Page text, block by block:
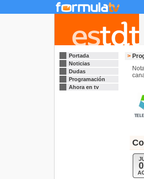
Portada
Noticias
Dudas
Programación
Ahora en tv
>